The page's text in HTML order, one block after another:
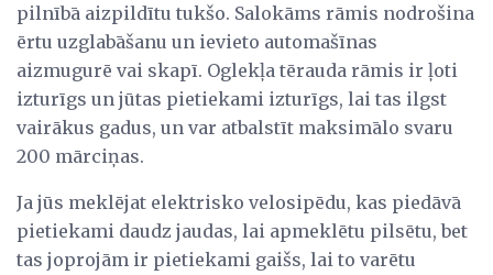
pilnībā aizpildītu tukšo. Salokāms rāmis nodrošina
ērtu uzglabāšanu un ievieto automašīnas
aizmugurē vai skapī. Oglekļa tērauda rāmis ir ļoti
izturīgs un jūtas pietiekami izturīgs, lai tas ilgst
vairākus gadus, un var atbalstīt maksimālo svaru
200 mārciņas.
Ja jūs meklējat elektrisko velosipēdu, kas piedāvā
pietiekami daudz jaudas, lai apmeklētu pilsētu, bet
tas joprojām ir pietiekami gaišs, lai to varētu